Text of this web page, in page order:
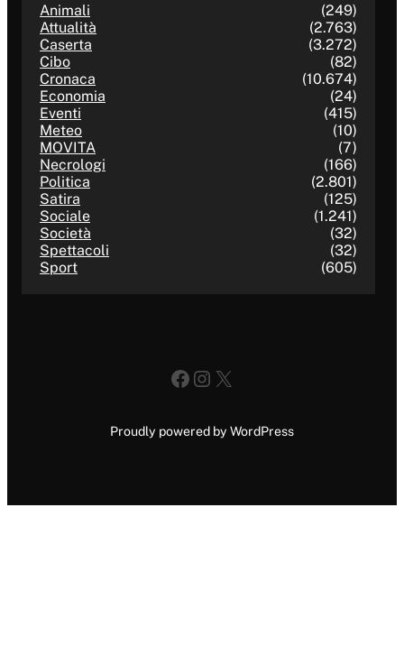
Animali
(249)
Attualità
(2.763)
Caserta
(3.272)
Cibo
(82)
Cronaca
(10.674)
Economia
(24)
Eventi
(415)
Meteo
(10)
MOVITA
(7)
Necrologi
(166)
Politica
(2.801)
Satira
(125)
Sociale
(1.241)
Società
(32)
Spettacoli
(32)
Sport
(605)
Facebook
Instagram
X
Proudly powered by WordPress